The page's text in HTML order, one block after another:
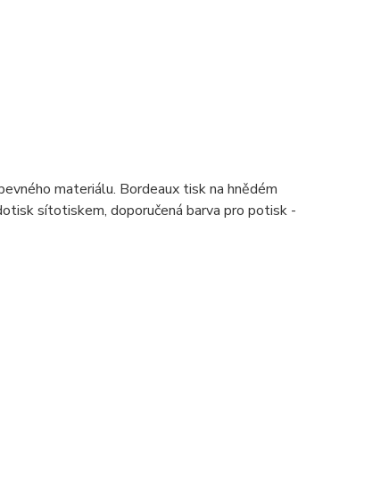
materiálu. Bordeaux tisk na hnědém
sítotiskem, doporučená barva pro potisk -